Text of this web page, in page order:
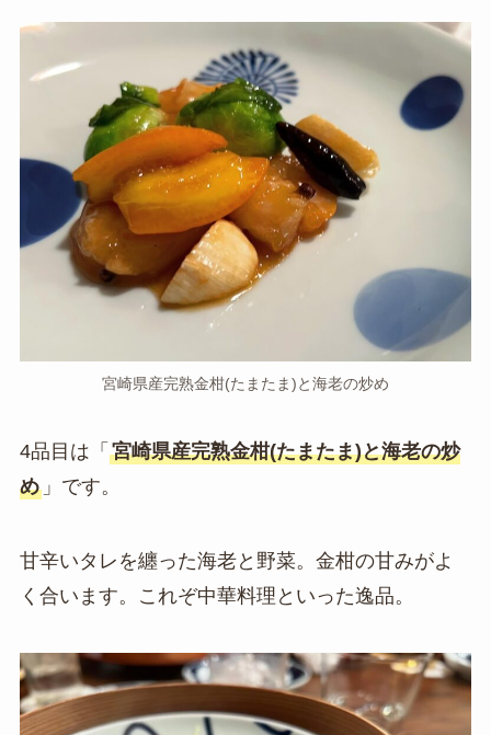
宮崎県産完熟金柑(たまたま)と海老の炒め
4品目は「 宮崎県産完熟金柑(たまたま)と海老の炒
め」です。
甘辛いタレを纏った海老と野菜。金柑の甘みがよ
く合います。これぞ中華料理といった逸品。